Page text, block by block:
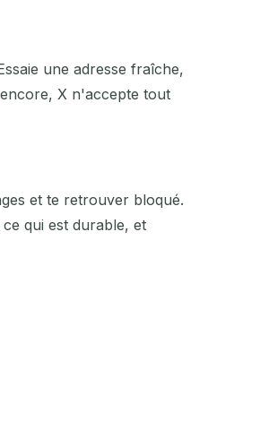
une adresse fraîche,
X n'accepte tout
et te retrouver bloqué.
qui est durable, et